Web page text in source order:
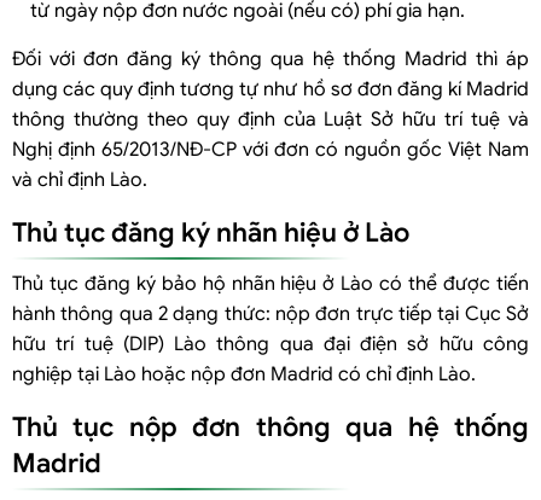
từ ngày nộp đơn nước ngoài (nếu có) phí gia hạn.
Đối với đơn đăng ký thông qua hệ thống Madrid thì áp
dụng các quy định tương tự như hồ sơ đơn đăng kí Madrid
thông thường theo quy định của Luật Sở hữu trí tuệ và
Nghị định 65/2013/NĐ-CP với đơn có nguồn gốc Việt Nam
và chỉ định Lào.
Thủ tục đăng ký nhãn hiệu ở Lào
Thủ tục đăng ký bảo hộ nhãn hiệu ở Lào có thể được tiến
hành thông qua 2 dạng thức: nộp đơn trực tiếp tại Cục Sở
hữu trí tuệ (DIP) Lào thông qua đại điện sở hữu công
nghiệp tại Lào hoặc nộp đơn Madrid có chỉ định Lào.
Thủ tục nộp đơn thông qua hệ thống
Madrid